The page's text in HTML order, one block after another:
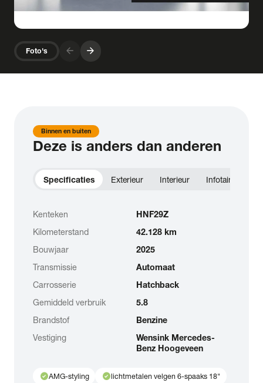
Foto's arrow_forward arrow_forward
Binnen en buiten
Deze is anders dan anderen
Specificaties Exterieur Interieur Infotainment
Kenteken
HNF29Z
Kilometerstand
42.128 km
Bouwjaar
2025
Transmissie
Automaat
Carrosserie
Hatchback
Gemiddeld verbruik
5.8
Brandstof
Benzine
Vestiging
Wensink Mercedes-
Benz Hoogeveen
check_circleAMG-styling check_circlelichtmetalen velgen 6-spaaks 18"